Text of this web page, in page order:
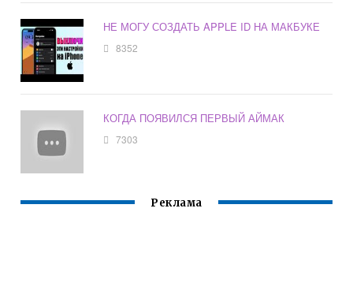
НЕ МОГУ СОЗДАТЬ APPLE ID НА МАКБУКЕ
8352
КОГДА ПОЯВИЛСЯ ПЕРВЫЙ АЙМАК
7303
Реклама